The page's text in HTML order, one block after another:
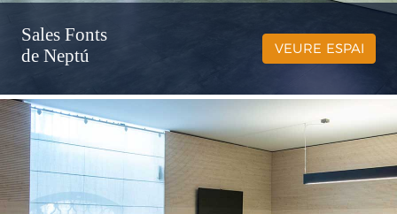
Sales Fonts
de Neptú
VEURE ESPAI